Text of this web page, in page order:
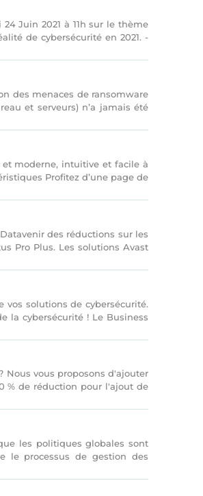
Juin 2021 à 11h sur le thème
de cybersécurité en 2021. -
des menaces de ransomware
et serveurs) n’a jamais été
moderne, intuitive et facile à
Profitez d’une page de
des réductions sur les
Pro Plus. Les solutions Avast
solutions de cybersécurité.
la cybersécurité ! Le Business
Nous vous proposons d'ajouter
% de réduction pour l'ajout de
les politiques globales sont
le processus de gestion des